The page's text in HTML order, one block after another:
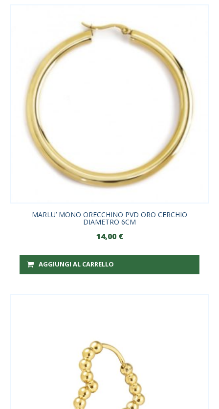
MARLU’ MONO ORECCHINO PVD ORO CERCHIO
DIAMETRO 6CM
14,00 €
AGGIUNGI AL CARRELLO